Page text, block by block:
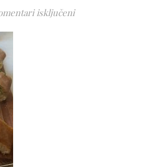
isključeniza Domaći